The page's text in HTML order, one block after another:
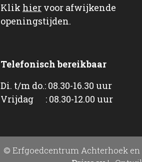
Klik hier voor afwijkende
openingstijden.
Telefonisch bereikbaar
Di. t/m do.: 08.30-16.30 uur
Vrijdag : 08.30-12.00 uur
© Erfgoedcentrum Achterhoek en